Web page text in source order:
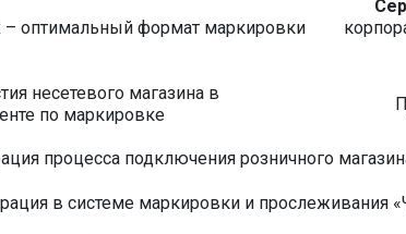
– оптимальный формат маркировки
несетевого магазина в
по маркировке
процесса подключения розничного
в системе маркировки и прослеживания